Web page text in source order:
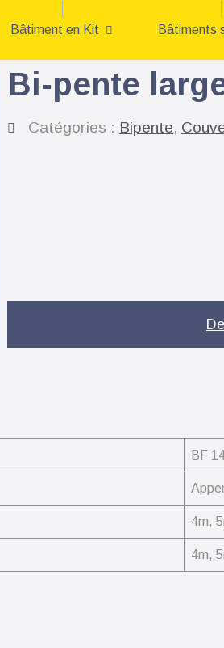
Bâtiment en Kit Bâtiments
Bi-pente
Catégories : Bipente,
BF
4m,
4m,